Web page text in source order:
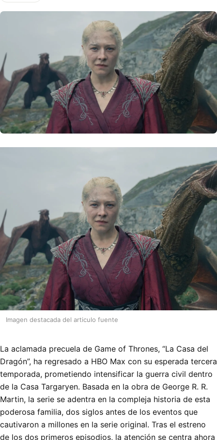
Imagen destacada del articulo fuente
La aclamada precuela de Game of Thrones, “La Casa del
Dragón”, ha regresado a HBO Max con su esperada tercera
temporada, prometiendo intensificar la guerra civil dentro
de la Casa Targaryen. Basada en la obra de George R. R.
Martin, la serie se adentra en la compleja historia de esta
poderosa familia, dos siglos antes de los eventos que
cautivaron a millones en la serie original. Tras el estreno
de los dos primeros episodios, la atención se centra ahora